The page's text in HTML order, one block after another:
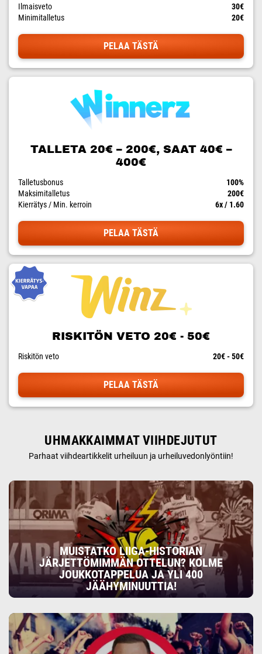
Ilmaisveto
30€
Minimitalletus
20€
PELAA TÄSTÄ
TALLETA 20€ – 200€, SAAT 40€ –
400€
Talletusbonus
100%
Maksimitalletus
200€
Kierrätys / Min. kerroin
6x / 1.60
PELAA TÄSTÄ
RISKITÖN VETO 20€ - 50€
Riskitön veto 20€ - 50€
PELAA TÄSTÄ
UHMAKKAIMMAT VIIHDEJUTUT
Parhaat viihdeartikkelit urheiluun ja urheiluvedonlyöntiin!
MUISTATKO LIIGA-HISTORIAN
JÄRJETTÖMIMMÄN OTTELUN? KOLME
JOUKKOTAPPELUA JA YLI 400
JÄÄHYMINUUTTIA!